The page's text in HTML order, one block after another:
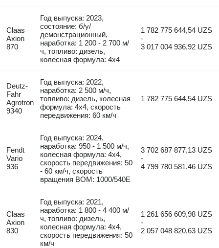
Claas
Axion
870
Год выпуска: 2023,
состояние: б/у/
демонстрационный,
наработка: 1 200 - 2 700 м/
ч, топливо: дизель,
колесная формула: 4x4
1 782 775 644,54 UZS
-
3 017 004 936,92 UZS
Deutz-
Fahr
Agrotron
9340
Год выпуска: 2022,
наработка: 2 500 м/ч,
топливо: дизель, колесная
формула: 4x4, скорость
передвижения: 60 км/ч
1 782 775 644,54 UZS
Fendt
Vario
936
Год выпуска: 2024,
наработка: 950 - 1 500 м/ч,
колесная формула: 4x4,
скорость передвижения: 50
- 60 км/ч, скорость
вращения ВОМ: 1000/540E
3 702 687 877,13 UZS
-
4 799 780 581,46 UZS
Claas
Axion
830
Год выпуска: 2021,
наработка: 1 800 - 4 400 м/
ч, топливо: дизель,
колесная формула: 4x4,
скорость передвижения: 50
км/ч
1 261 656 609,98 UZS
-
2 057 048 820,63 UZS